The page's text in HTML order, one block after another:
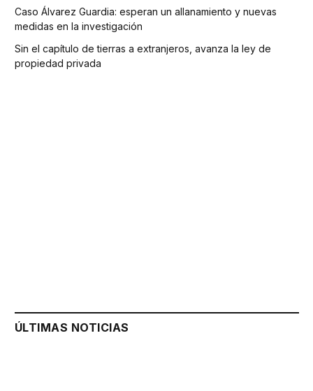
Caso Álvarez Guardia: esperan un allanamiento y nuevas
medidas en la investigación
Sin el capítulo de tierras a extranjeros, avanza la ley de
propiedad privada
ÚLTIMAS NOTICIAS